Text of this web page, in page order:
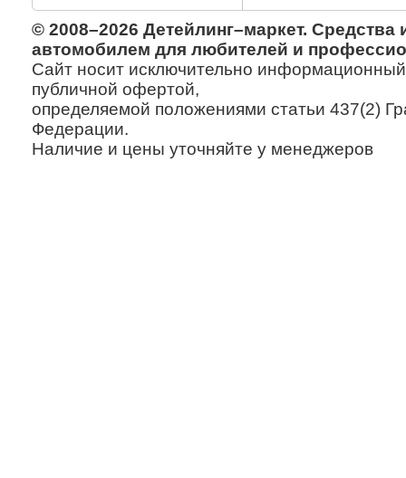
© 2008–2026 Детейлинг–маркет. Средства
автомобилем для любителей и
Сайт носит исключительно информационный
публичной офертой,
определяемой положениями статьи 437(2)
Федерации.
Наличие и цены уточняйте у менеджеров